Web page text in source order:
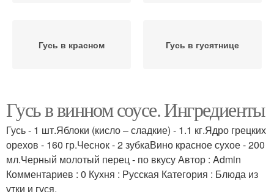
Гусь в красном Гусь в гусятнице
Гусь в винном соусе. Ингредиенты
Гусь - 1 шт.Яблоки (кисло – сладкие) - 1.1 кг.Ядро грецких
орехов - 160 гр.Чеснок - 2 зубкаВино красное сухое - 200
мл.Черный молотый перец - по вкусу Автор : Admin
Комментариев : 0 Кухня : Русская Категория : Блюда из
утки и гуся.